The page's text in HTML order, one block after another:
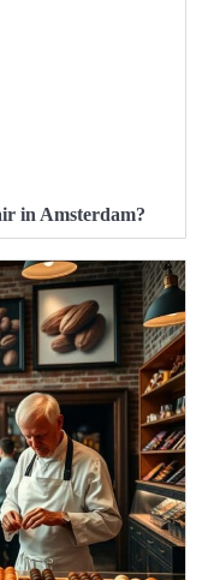
in Amsterdam?